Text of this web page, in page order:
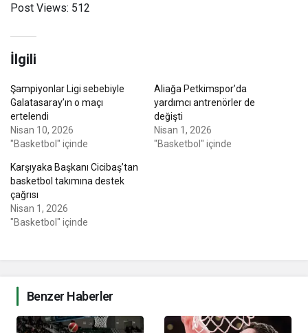
Post Views: 512
İlgili
Şampiyonlar Ligi sebebiyle
Galatasaray’ın o maçı
ertelendi
Nisan 10, 2026
"Basketbol" içinde
Aliağa Petkimspor’da
yardımcı antrenörler de
değişti
Nisan 1, 2026
"Basketbol" içinde
Karşıyaka Başkanı Cicibaş’tan
basketbol takımına destek
çağrısı
Nisan 1, 2026
"Basketbol" içinde
Benzer Haberler